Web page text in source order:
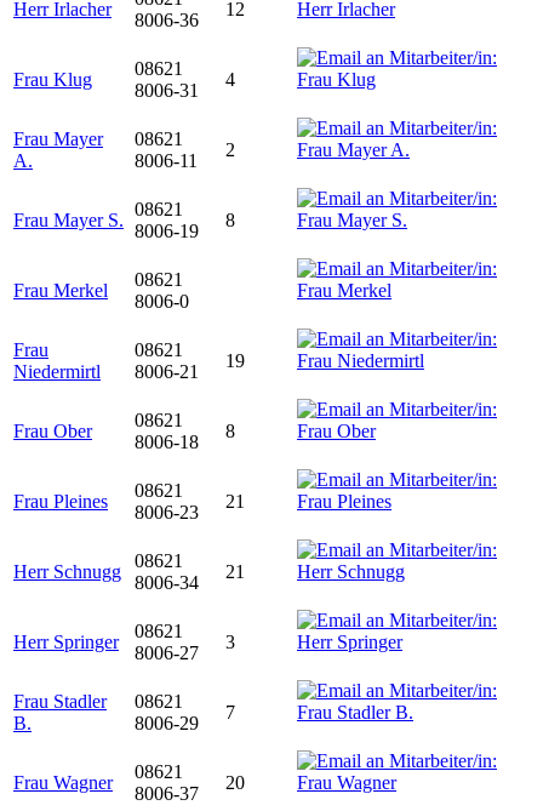
Herr Irlacher
8006-36
12
Frau Klug
08621
8006-31
4
Frau Mayer
A.
08621
8006-11
2
Frau Mayer S.
08621
8006-19
8
Frau Merkel
08621
8006-0
Frau
Niedermirtl
08621
8006-21
19
Frau Ober
08621
8006-18
8
Frau Pleines
08621
8006-23
21
Herr Schnugg
08621
8006-34
21
Herr Springer
08621
8006-27
3
Frau Stadler
B.
08621
8006-29
7
Frau Wagner
08621
8006-37
20